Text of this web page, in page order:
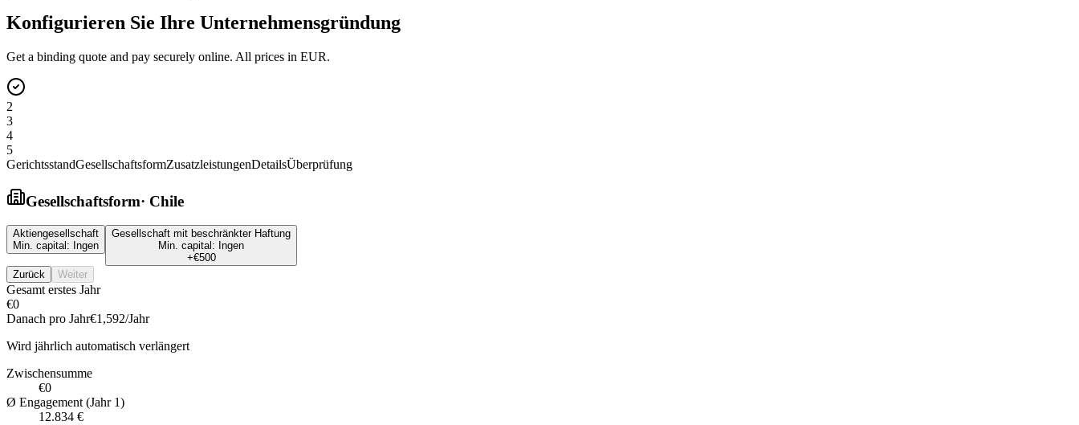
Konfigurieren Sie Ihre Unternehmensgründung
Get a binding quote and pay securely online. All prices in EUR.
2
3
4
5
GerichtsstandGesellschaftsformZusatzleistungenDetailsÜberprüfung
Gesellschaftsform· Chile
Aktiengesellschaft
Min. capital: Ingen
Gesellschaft mit beschränkter Haftung
Min. capital: Ingen
+€500
Zurück
Weiter
Gesamt erstes Jahr
€0
Danach pro Jahr€1,592/Jahr
Wird jährlich automatisch verlängert
Zwischensumme
€0
Ø Engagement (Jahr 1)
12.834 €